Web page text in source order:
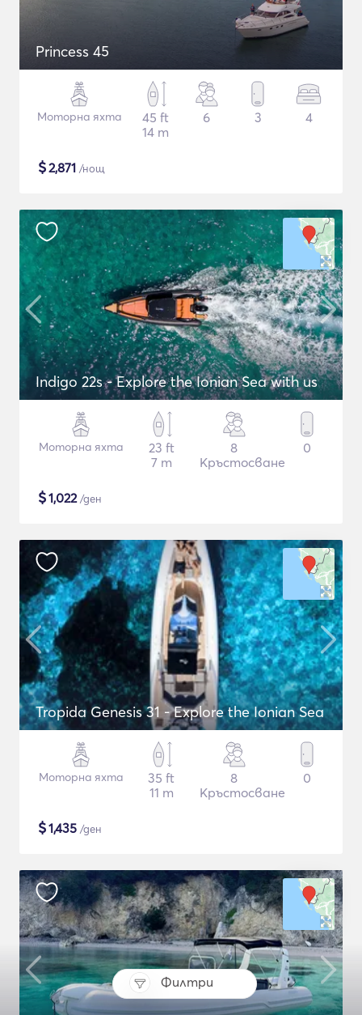
Филтри
Princess 45
Моторна яхта
45 ft
14 m
6 3 4
$2,871 /нощ
Indigo 22s - Explore the Ionian Sea with us
Моторна яхта
23 ft
7 m
8
Кръстосване
0
$1,022/ден
Tropida Genesis 31 - Explore the Ionian Sea
Моторна яхта
35 ft
11 m
8
Кръстосване
0
$1,435 /ден